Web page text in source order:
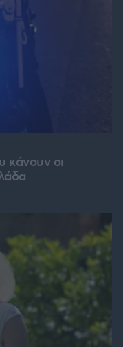
κάνουν οι